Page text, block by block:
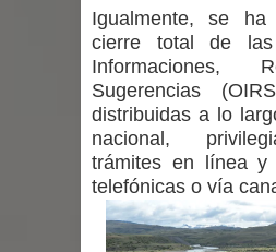
Colegio El Boldo
proceso de
Se activa Código
las bajas
Igualmente, se ha
cierre total de
Informaciones,
Sugerencias
distribuidas a lo
nacional,
trámites en línea y
telefónicas o vía